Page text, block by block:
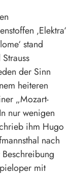
‚Elektra‘
stand
der Sinn
heiteren
„Mozart-
nur wenigen
ihm Hugo
nach
mit